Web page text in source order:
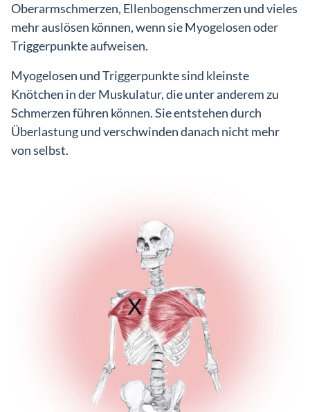
Oberarmschmerzen, Ellenbogenschmerzen und vieles
mehr auslösen können, wenn sie Myogelosen oder
Triggerpunkte aufweisen.
Myogelosen und Triggerpunkte sind kleinste
Knötchen in der Muskulatur, die unter anderem zu
Schmerzen führen können. Sie entstehen durch
Überlastung und verschwinden danach nicht mehr
von selbst.